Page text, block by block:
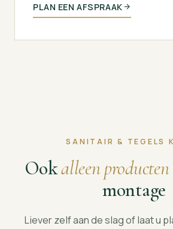
PLAN EEN AFSPRAAK
SANITAIR & TEGELS
Ookalleen producten
montage
Liever zelf aan de slag of laat u